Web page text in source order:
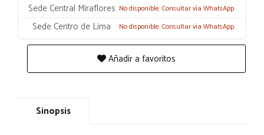
Sede Central Miraflores No disponible. Consultar vía WhatsApp
Sede Centro de Lima No disponible. Consultar vía WhatsApp
Añadir a favoritos
Sinopsis